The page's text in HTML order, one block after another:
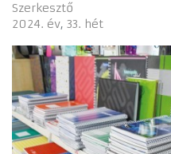
Szerkesztő
2024. év 33. hét